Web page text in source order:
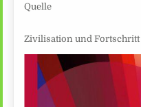
Quelle
Zivilisation und Fortschritt